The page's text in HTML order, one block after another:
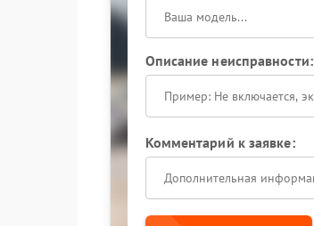
Описание неисправности:
Комментарий к заявке: